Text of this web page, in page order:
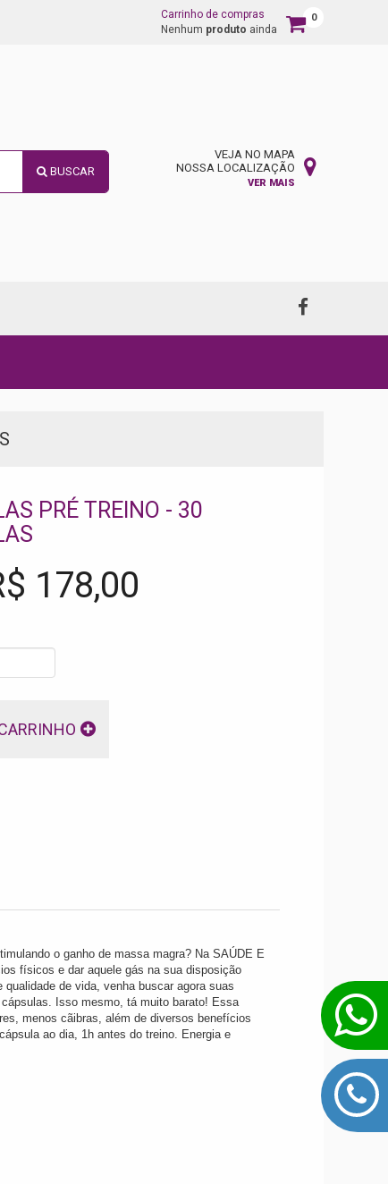
Carrinho
Carrinho de compras
Nenhum produto ainda
0
BUSCAR
VEJA NO MAPA
NOSSA LOCALIZAÇÃO
VER MAIS
PRÉ TREINO - 30
178,00
o ganho de massa magra? Na SAÚDE E
físicos e dar aquele gás na sua disposição
de vida, venha buscar agora suas
Isso mesmo, tá muito barato! Essa
menos cãibras, além de diversos benefícios
ao dia, 1h antes do treino. Energia e